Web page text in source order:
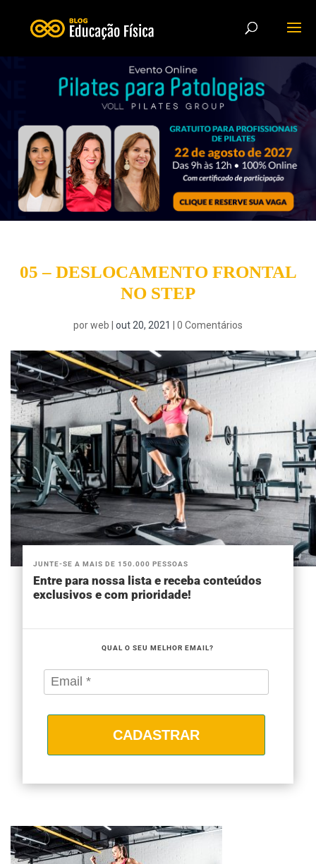
05 – DESLOCAMENTO FRONTAL
NO STEP
porweb out 20, 2021 0 Comentários
JUNTE-SE A MAIS DE 150.000 PESSOAS
Entre para nossa lista e receba conteúdos
exclusivos e com prioridade!
QUAL O SEU MELHOR EMAIL?
CADASTRAR